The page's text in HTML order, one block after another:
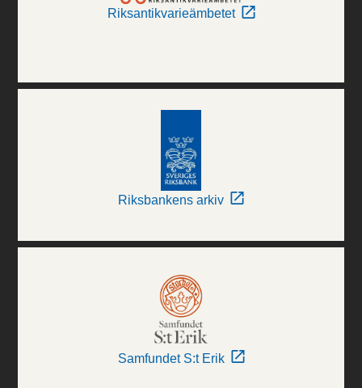
Riksantikvarieämbetet
Riksbankens arkiv
Samfundet S:t Erik